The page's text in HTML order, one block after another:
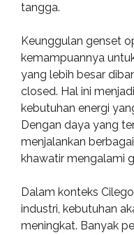
tangga.
Keunggulan genset
kemampuannya
yang lebih besar
closed. Hal ini
kebutuhan energi
Dengan daya yang
menjalankan
khawatir mengalami
Dalam konteks
industri, kebutuhan
meningkat. Banyak